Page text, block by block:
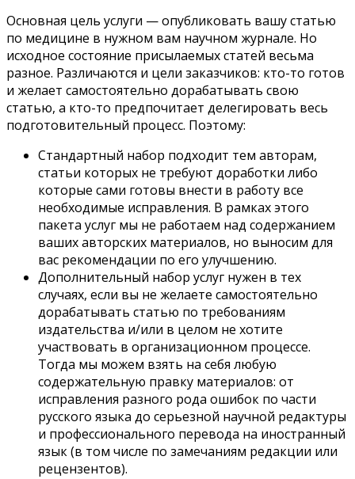
Основная цель услуги — опубликовать вашу статью
по медицине в нужном вам научном журнале. Но
исходное состояние присылаемых статей весьма
разное. Различаются и цели заказчиков: кто-то готов
и желает самостоятельно дорабатывать свою
статью, а кто-то предпочитает делегировать весь
подготовительный процесс. Поэтому:
Стандартный набор подходит тем авторам,
статьи которых не требуют доработки либо
которые сами готовы внести в работу все
необходимые исправления. В рамках этого
пакета услуг мы не работаем над содержанием
ваших авторских материалов, но выносим для
вас рекомендации по его улучшению.
Дополнительный набор услуг нужен в тех
случаях, если вы не желаете самостоятельно
дорабатывать статью по требованиям
издательства и/или в целом не хотите
участвовать в организационном процессе.
Тогда мы можем взять на себя любую
содержательную правку материалов: от
исправления разного рода ошибок по части
русского языка до серьезной научной редактуры
и профессионального перевода на иностранный
язык (в том числе по замечаниям редакции или
рецензентов).